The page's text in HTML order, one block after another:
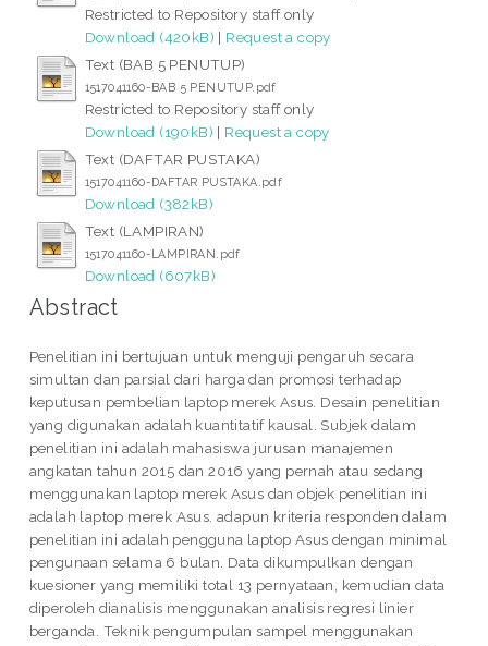
Restricted to Repository staff only
Download (420kB) | Request a copy
Text (BAB 5 PENUTUP)
1517041160-BAB 5 PENUTUP.pdf
Restricted to Repository staff only
Download (190kB) | Request a copy
Text (DAFTAR PUSTAKA)
1517041160-DAFTAR PUSTAKA.pdf
Download (382kB)
Text (LAMPIRAN)
1517041160-LAMPIRAN.pdf
Download (607kB)
Abstract
Penelitian ini bertujuan untuk menguji pengaruh secara
simultan dan parsial dari harga dan promosi terhadap
keputusan pembelian laptop merek Asus. Desain penelitian
yang digunakan adalah kuantitatif kausal. Subjek dalam
penelitian ini adalah mahasiswa jurusan manajemen
angkatan tahun 2015 dan 2016 yang pernah atau sedang
menggunakan laptop merek Asus dan objek penelitian ini
adalah laptop merek Asus. adapun kriteria responden dalam
penelitian ini adalah pengguna laptop Asus dengan minimal
pengunaan selama 6 bulan. Data dikumpulkan dengan
kuesioner yang memiliki total 13 pernyataan, kemudian data
diperoleh dianalisis menggunakan analisis regresi linier
berganda. Teknik pengumpulan sampel menggunakan